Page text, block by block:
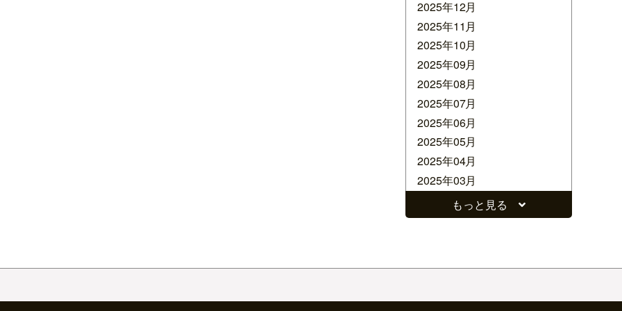
2025年12月
2025年11月
2025年10月
2025年09月
2025年08月
2025年07月
2025年06月
2025年05月
2025年04月
2025年03月
2025年02月
2025年01月
もっと見る